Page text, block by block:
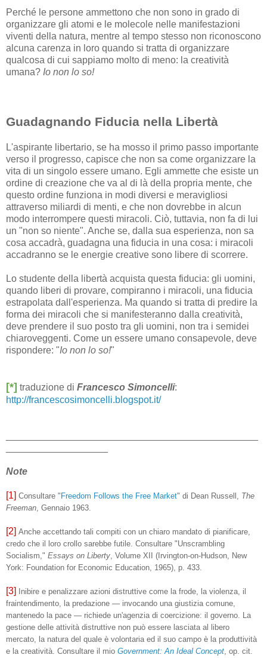
Perché le persone ammettono che non sono in grado di
organizzare gli atomi e le molecole nelle manifestazioni
viventi della natura, mentre al tempo stesso non riconoscono
alcuna carenza in loro quando si tratta di organizzare
qualcosa di cui sappiamo molto di meno: la creatività
umana? Io non lo so!
Guadagnando Fiducia nella Libertà
L'aspirante libertario, se ha mosso il primo passo importante
verso il progresso, capisce che non sa come organizzare la
vita di un singolo essere umano. Egli ammette che esiste un
ordine di creazione che va al di là della propria mente, che
questo ordine funziona in modi diversi e meravigliosi
attraverso miliardi di menti, e che non dovrebbe in alcun
modo interrompere questi miracoli. Ciò, tuttavia, non fa di lui
un "non so niente". Anche se, dalla sua esperienza, non sa
cosa accadrà, guadagna una fiducia in una cosa: i miracoli
accadranno se le energie creative sono libere di scorrere.
Lo studente della libertà acquista questa fiducia: gli uomini,
quando liberi di provare, compiranno i miracoli, una fiducia
estrapolata dall'esperienza. Ma quando si tratta di predire la
forma dei miracoli che si manifesteranno dalla creatività,
deve prendere il suo posto tra gli uomini, non tra i semidei
chiaroveggenti. Come un essere umano consapevole, deve
rispondere: "Io non lo so!"
[*] traduzione di Francesco Simoncelli:
http://francescosimoncelli.blogspot.it/
Note
[1] Consultare " Freedom Follows the Free Market" di Dean Russell, The
Freeman , Gennaio 1963.
[2] Anche accettando tali compiti con un chiaro mandato di pianificare,
credo che il loro crollo sarebbe futile. Consultare "Unscrambling
Socialism," Essays on Liberty , Volume XII (Irvington-on-Hudson, New
York: Foundation for Economic Education, 1965), p. 433.
[3]
Inibire e penalizzare azioni distruttive come la frode, la violenza, il
fraintendimento, la predazione — invocando una giustizia comune,
mantenedo la pace — richiede un'agenzia di coercizione: il governo. La
gestione delle attività distruttive non può essere lasciata al libero
mercato, la natura del quale è volontaria ed il suo campo è la produttività
e la creatività. Consultare il mio Government: An Ideal Concept , op. cit.